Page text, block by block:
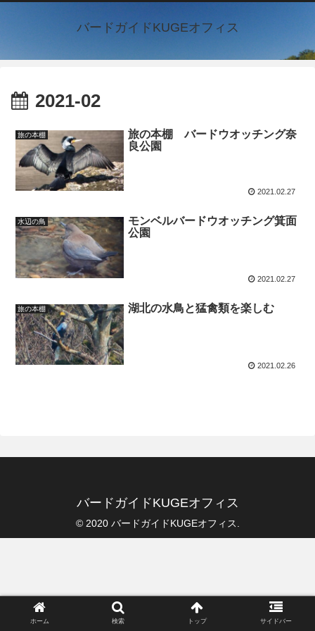
バードガイドKUGEオフィス
2021-02
旅の本棚
旅の本棚 バードウオッチング奈
良公園
2021.02.27
水辺の鳥
モンベルバードウオッチング箕面
公園
2021.02.27
旅の本棚 湖北の水鳥と猛禽類を楽しむ
2021.02.26
バードガイドKUGEオフィス
© 2020 バードガイドKUGEオフィス.
ホーム 検索 トップ サイドバー